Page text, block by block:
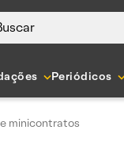
Periódicos
minicontratos